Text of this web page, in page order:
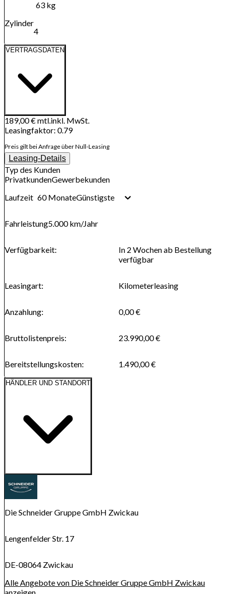
63 kg
Zylinder
4
VERTRAGSDATEN
189,00 €mtl.inkl. MwSt.
Leasingfaktor: 0.79
Preis gilt bei Anfrage über Null-Leasing
Leasing-Details
Typ des Kunden
PrivatkundenGewerbekunden
Laufzeit 60 MonateGünstigste
Fahrleistung5.000 km/Jahr
Verfügbarkeit:
In 2 Wochen ab Bestellung
verfügbar
Leasingart: Kilometerleasing
Anzahlung: 0,00 €
Bruttolistenpreis: 23.990,00 €
Bereitstellungskosten: 1.490,00 €
HÄNDLER UND STANDORT
Karte wird geladen...
Die Schneider Gruppe GmbH Zwickau
Lengenfelder Str. 17
DE-08064 Zwickau
Alle Angebote von Die Schneider Gruppe GmbH Zwickau